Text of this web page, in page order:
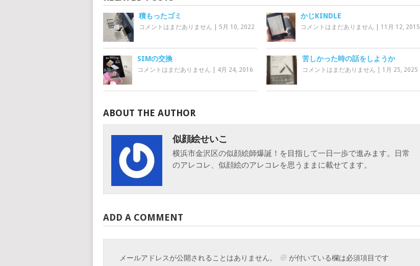
積もったゴミ
コメントはまだありません 5月 10, 2022
かじKINDLE
コメントはまだありません 11月 12, 2015
SIMの交換
コメントはまだありません 4月 24, 2016
苦しかった時の話をしようか
コメントはまだありません 1月 25, 2025
ABOUT THE AUTHOR
似顔絵せいこ
横浜市金沢区の似顔絵師爆誕！を目指して一日一歩で進みます。日常
のアレコレ、似顔絵のアレコレを思うままに載せてます。
ADD A COMMENT
メールアドレスが公開されることはありません。 ※ が付いている欄は必須項目です